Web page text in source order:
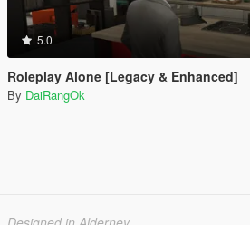
5.0
Roleplay Alone [Legacy & Enhanced]
By DaiRangOk